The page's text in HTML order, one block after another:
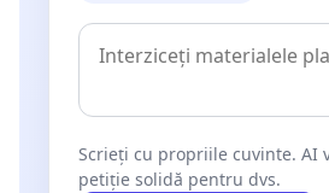
Scrieți cu propriile cuvinte. AI
petiție solidă pentru dvs.